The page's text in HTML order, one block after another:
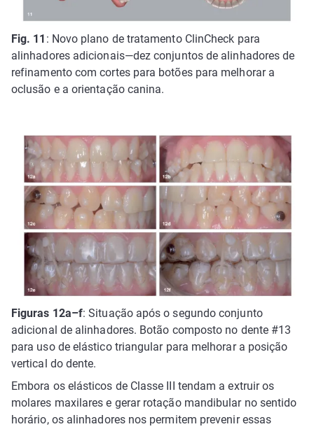
Fig. 11 : Novo plano de tratamento ClinCheck para
alinhadores adicionais—dez conjuntos de alinhadores de
refinamento com cortes para botões para melhorar a
oclusão e a orientação canina.
Figuras 12a–f: Situação após o segundo conjunto
adicional de alinhadores. Botão composto no dente #13
para uso de elástico triangular para melhorar a posição
vertical do dente.
Embora os elásticos de Classe III tendam a extruir os
molares maxilares e gerar rotação mandibular no sentido
horário, os alinhadores nos permitem prevenir essas